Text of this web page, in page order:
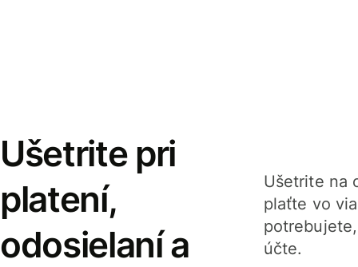
Ušetrite pri
platení,
odosielaní a
Ušetrite na
plaťte vo
účte.